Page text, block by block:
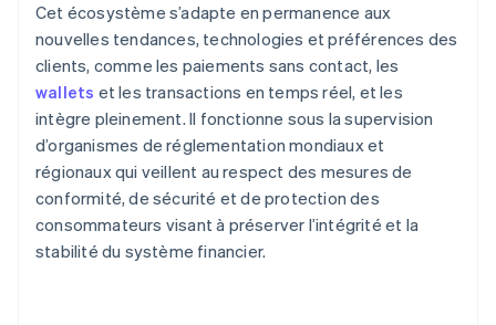
Cet écosystème s’adapte en permanence aux
nouvelles tendances, technologies et préférences des
clients, comme les paiements sans contact, les
wallets et les transactions en temps réel, et les
intègre pleinement. Il fonctionne sous la supervision
d’organismes de réglementation mondiaux et
régionaux qui veillent au respect des mesures de
conformité, de sécurité et de protection des
consommateurs visant à préserver l’intégrité et la
stabilité du système financier.